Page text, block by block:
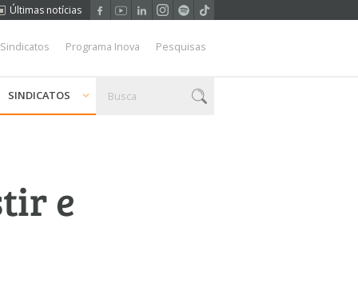
Últimas notícias
Programa Inova Pesquisas
SINDICATOS
e